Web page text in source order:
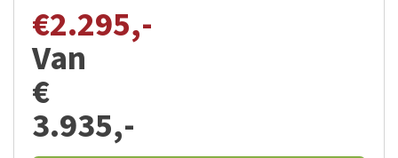
€2.295,-
Van
€
3.935,-